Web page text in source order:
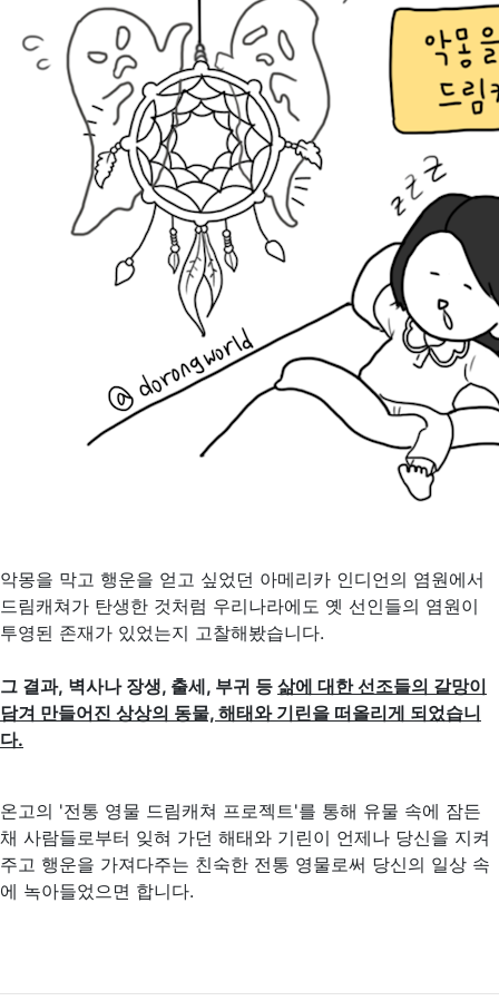
악몽을 막고 행운을 얻고 싶었던 아메리카 인디언의 염원에서
드림캐쳐가 탄생한 것처럼 우리나라에도 옛 선인들의 염원이
투영된 존재가 있었는지 고찰해봤습니다.
그 결과, 벽사나 장생, 출세, 부귀 등 삶에 대한 선조들의 갈망이
담겨 만들어진 상상의 동물, 해태와 기린을 떠올리게 되었습니
다.
온고의 '전통 영물 드림캐쳐 프로젝트'를 통해 유물 속에 잠든
채 사람들로부터 잊혀 가던 해태와 기린이 언제나 당신을 지켜
주고 행운을 가져다주는 친숙한 전통 영물로써 당신의 일상 속
에 녹아들었으면 합니다.